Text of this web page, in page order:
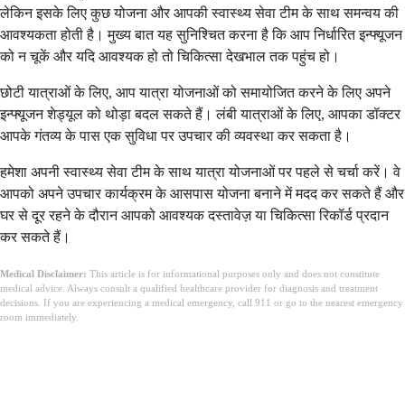
लेकिन इसके लिए कुछ योजना और आपकी स्वास्थ्य सेवा टीम के साथ समन्वय की
आवश्यकता होती है। मुख्य बात यह सुनिश्चित करना है कि आप निर्धारित इन्फ्यूजन
को न चूकें और यदि आवश्यक हो तो चिकित्सा देखभाल तक पहुंच हो।
छोटी यात्राओं के लिए, आप यात्रा योजनाओं को समायोजित करने के लिए अपने
इन्फ्यूजन शेड्यूल को थोड़ा बदल सकते हैं। लंबी यात्राओं के लिए, आपका डॉक्टर
आपके गंतव्य के पास एक सुविधा पर उपचार की व्यवस्था कर सकता है।
हमेशा अपनी स्वास्थ्य सेवा टीम के साथ यात्रा योजनाओं पर पहले से चर्चा करें। वे
आपको अपने उपचार कार्यक्रम के आसपास योजना बनाने में मदद कर सकते हैं और
घर से दूर रहने के दौरान आपको आवश्यक दस्तावेज़ या चिकित्सा रिकॉर्ड प्रदान
कर सकते हैं।
Medical Disclaimer: This article is for informational purposes only and does not constitute
medical advice. Always consult a qualified healthcare provider for diagnosis and treatment
decisions. If you are experiencing a medical emergency, call 911 or go to the nearest emergency
room immediately.